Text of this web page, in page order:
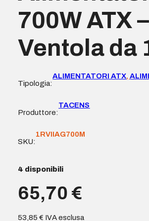
700W ATX
Ventola da
Tipologia:
ALIMENTATORI ATX,
Produttore:
TACENS
SKU:
1RVIIAG700M
4 disponibili
65,70 €
53,85€ IVA esclusa